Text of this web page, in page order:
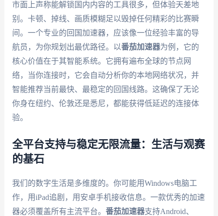
市面上声称能解锁国内内容的工具很多，但体验天差地
别。卡顿、掉线、画质模糊足以毁掉任何精彩的比赛瞬
间。一个专业的回国加速器，应该像一位经验丰富的导
航员，为你规划出最优路径。以番茄加速器为例，它的
核心价值在于其智能系统。它拥有遍布全球的节点网
络，当你连接时，它会自动分析你的本地网络状况，并
智能推荐当前最快、最稳定的回国线路。这确保了无论
你身在纽约、伦敦还是悉尼，都能获得低延迟的连接体
验。
全平台支持与稳定无限流量：生活与观赛
的基石
我们的数字生活是多维度的。你可能用Windows电脑工
作，用iPad追剧，用安卓手机接收信息。一款优秀的加速
器必须覆盖所有主流平台。 番茄加速器支持Android、